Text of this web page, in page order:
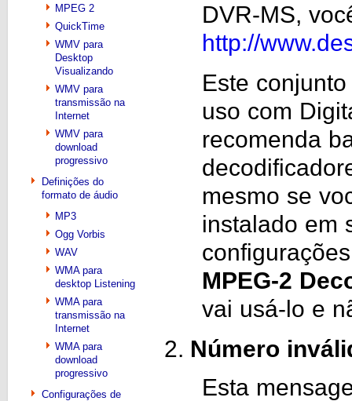
MPEG 2
QuickTime
WMV para
Desktop
Visualizando
WMV para
transmissão na
Internet
WMV para
download
progressivo
Definições do
formato de áudio
MP3
Ogg Vorbis
WAV
WMA para
desktop Listening
WMA para
transmissão na
Internet
WMA para
download
progressivo
Configurações de
DVR-MS,
http://
Este
uso com
recomenda
mesmo se
instalado em
MPEG-2
vai usá-lo e
Número
Esta